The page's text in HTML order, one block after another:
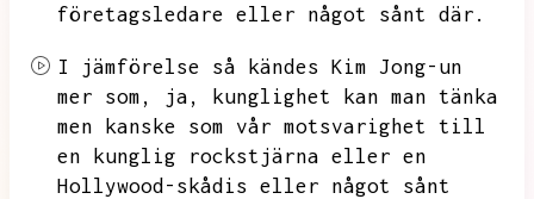
företagsledare eller något sånt där.
I jämförelse så kändes Kim Jong-un
mer som,
ja,
kunglighet kan man tänka
men kanske som vår motsvarighet till
en kunglig rockstjärna eller en
Hollywood-skådis eller något sånt